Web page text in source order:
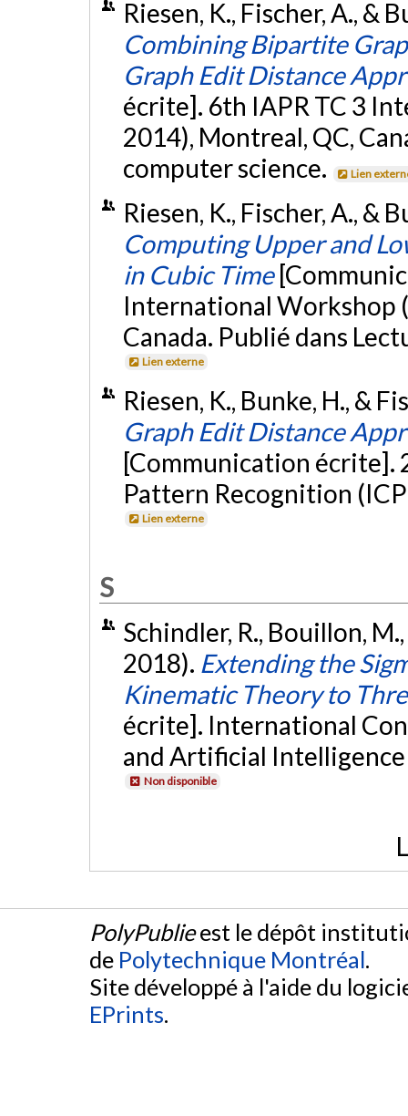
Riesen, K., Fischer, A., &
Combining Bipartite
Graph Edit Distance
écrite]. 6th IAPR TC 3
2014), Montreal, QC,
computer science.
Lien
Riesen, K., Fischer, A., &
Computing Upper and
in Cubic Time
International Workshop
Canada. Publié dans
Lien externe
Riesen, K., Bunke, H., &
Graph Edit Distance
[Communication
Pattern Recognition
Lien externe
S
Schindler, R., Bouillon,
2018). Extending the
Kinematic Theory to
écrite]. International
and Artificial
Non disponible
PolyPublieest le dépôt
de Polytechnique Montréal.
Site développé à l'aide du
EPrints.